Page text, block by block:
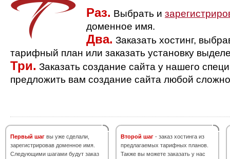
Раз. Выбрать и
доменное имя.
Два. Заказать хостинг,
тарифный план или заказать установку
Три. Заказать создание сайта у нашего
предложить вам создание сайта любой
Первый шаг вы уже сделали,
зарегистрировав доменное имя.
Следующими шагами будут заказ
Второй шаг - заказ хостинга из
предлагаемых тарифных планов.
Также вы можете заказать у нас